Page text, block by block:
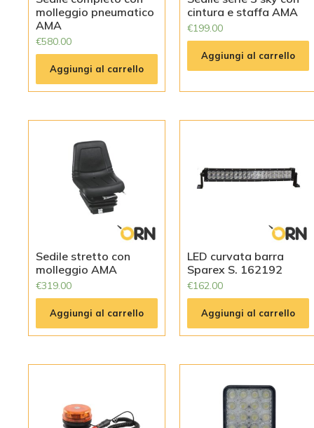
molleggio pneumatico
AMA
€580.00
Aggiungi al carrello
cintura e staffa AMA
€199.00
Aggiungi al carrello
Sedile stretto con
molleggio AMA
€319.00
Aggiungi al carrello
LED curvata barra
Sparex S. 162192
€162.00
Aggiungi al carrello